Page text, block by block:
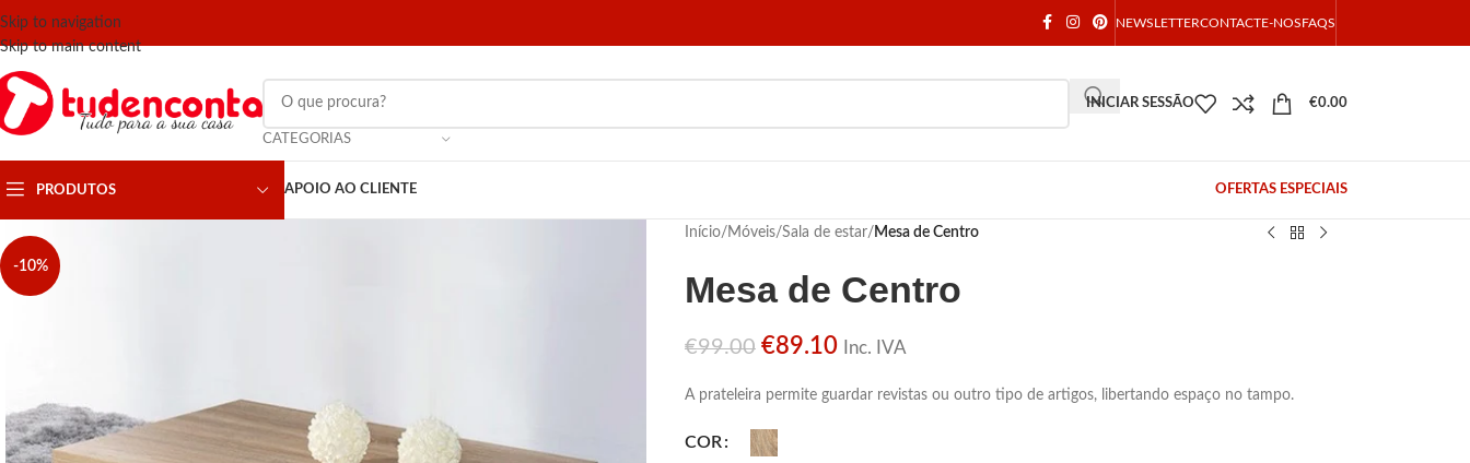
Skip to navigation
Skip to main content
NEWSLETTERCONTACTE-NOSFAQS
CATEGORIAS
INICIAR SESSÃO €0.00
PRODUTOS APOIO AO CLIENTE OFERTAS ESPECIAIS
-10%
Início/ Móveis/Sala de estar/ Mesa de Centro
Mesa de Centro
€99.00 €89.10 Inc. IVA
A prateleira permite guardar revistas ou outro tipo de artigos, libertando espaço no tampo.
COR